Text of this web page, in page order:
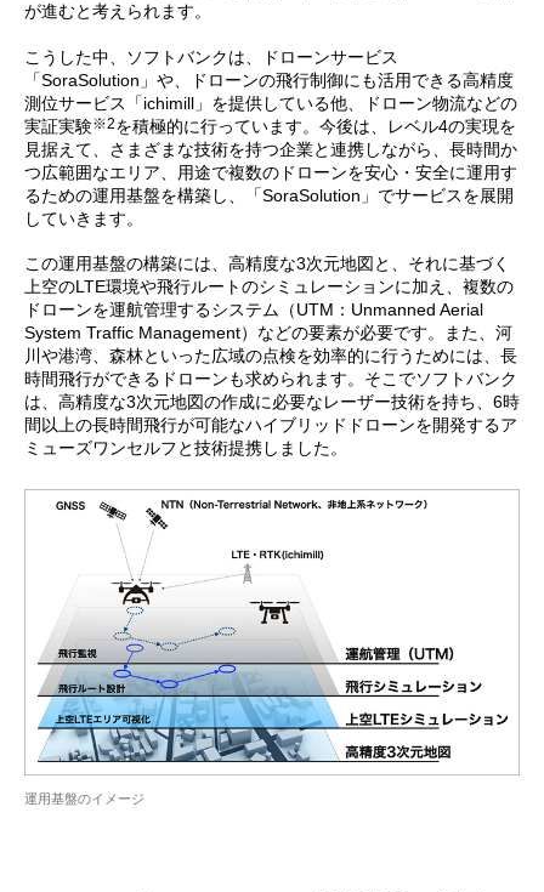
が進むと考えられます。
こうした中、ソフトバンクは、ドローンサービス
「SoraSolution」や、ドローンの飛行制御にも活用できる高精度
測位サービス「ichimill」を提供している他、ドローン物流などの
実証実験※2を積極的に行っています。今後は、レベル4の実現を
見据えて、さまざまな技術を持つ企業と連携しながら、長時間か
つ広範囲なエリア、用途で複数のドローンを安心・安全に運用す
るための運用基盤を構築し、「SoraSolution」でサービスを展開
していきます。
この運用基盤の構築には、高精度な3次元地図と、それに基づく
上空のLTE環境や飛行ルートのシミュレーションに加え、複数の
ドローンを運航管理するシステム（UTM：Unmanned Aerial
System Traffic Management）などの要素が必要です。また、河
川や港湾、森林といった広域の点検を効率的に行うためには、長
時間飛行ができるドローンも求められます。そこでソフトバンク
は、高精度な3次元地図の作成に必要なレーザー技術を持ち、6時
間以上の長時間飛行が可能なハイブリッドドローンを開発するア
ミューズワンセルフと技術提携しました。
運用基盤のイメージ